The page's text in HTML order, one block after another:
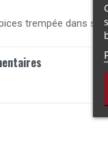
trempée dans